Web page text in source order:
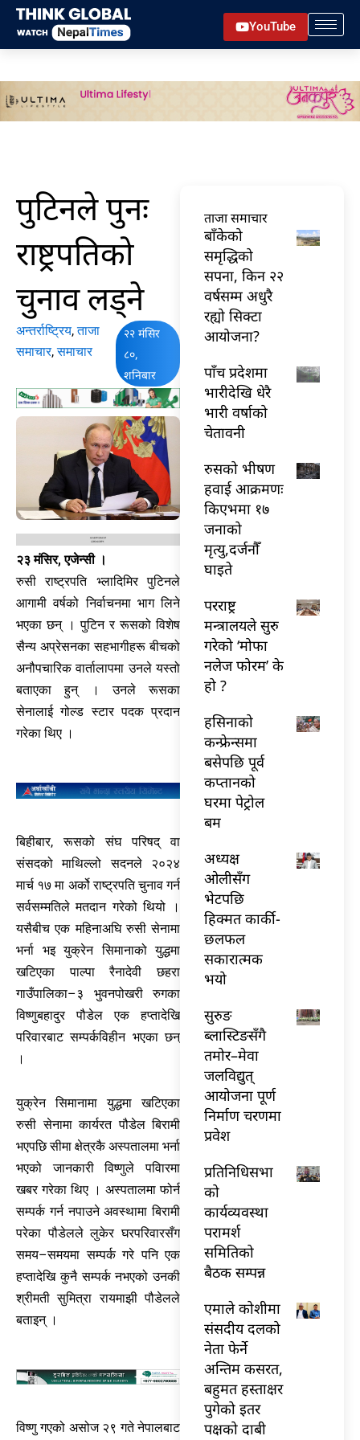
Skip
content
YouTube
पुटिनले पुनः
राष्ट्रपतिको
चुनाव लड्ने
अन्तर्राष्ट्रिय,ताजा
समाचार,समाचार
२२ मंसिर
८०,
शनिबार
२३ मंसिर, एजेन्सी ।
रुसी राष्ट्रपति भ्लादिमिर पुटिनले
आगामी वर्षको निर्वाचनमा भाग लिने
भएका छन् । पुटिन र रूसको विशेष
सैन्य अप्रेसनका सहभागीहरू बीचको
अनौपचारिक वार्तालापमा उनले यस्तो
बताएका हुन् । उनले रूसका
सेनालाई गोल्ड स्टार पदक प्रदान
गरेका थिए ।
बिहीबार, रूसको संघ परिषद् वा
संसदको माथिल्लो सदनले २०२४
मार्च १७ मा अर्को राष्ट्रपति चुनाव गर्न
सर्वसम्मतिले मतदान गरेको थियो ।
यसैबीच एक महिनाअघि रुसी सेनामा
भर्ना भइ युक्रेन सिमानाको युद्धमा
खटिएका पाल्पा रैनादेवी छहरा
गाउँपालिका–३ भुवनपोखरी रुगका
विष्णुबहादुर पौडेल एक हप्तादेखि
परिवारबाट सम्पर्कविहीन भएका छन्
।
युक्रेन सिमानामा युद्धमा खटिएका
रुसी सेनामा कार्यरत पौडेल बिरामी
भएपछि सीमा क्षेत्रकै अस्पतालमा भर्ना
भएको जानकारी विष्णुले पविारमा
खबर गरेका थिए । अस्पतालमा फोर्न
सम्पर्क गर्न नपाउने अवस्थामा बिरामी
परेका पौडेलले लुकेर घरपरिवारसँग
समय–समयमा सम्पर्क गरे पनि एक
हप्तादेखि कुनै सम्पर्क नभएको उनकी
श्रीमती सुमित्रा रायमाझी पौडेलले
बताइन् ।
विष्णु गएको असोज २९ गते नेपालबाट
ताजा समाचार
बाँकेको
समृद्धिको
सपना, किन २२
वर्षसम्म अधुरै
रह्यो सिक्टा
आयोजना?
पाँच प्रदेशमा
भारीदेखि धेरै
भारी वर्षाको
चेतावनी
रुसको भीषण
हवाई आक्रमणः
किएभमा १७
जनाको
मृत्यु,दर्जनौँ
घाइते
परराष्ट्र
मन्त्रालयले सुरु
गरेको ‘मोफा
नलेज फोरम’ के
हो ?
हसिनाको
कन्फ्रेन्समा
बसेपछि पूर्व
कप्तानको
घरमा पेट्रोल
बम
अध्यक्ष
ओलीसँग
भेटपछि
हिक्मत कार्की-
छलफल
सकारात्मक
भयो
सुरुङ
ब्लास्टिङसँगै
तमोर–मेवा
जलविद्युत्
आयोजना पूर्ण
निर्माण चरणमा
प्रवेश
प्रतिनिधिसभा
को
कार्यव्यवस्था
परामर्श
समितिको
बैठक सम्पन्न
एमाले कोशीमा
संसदीय दलको
नेता फेर्ने
अन्तिम कसरत,
बहुमत हस्ताक्षर
पुगेको इतर
पक्षको दाबी